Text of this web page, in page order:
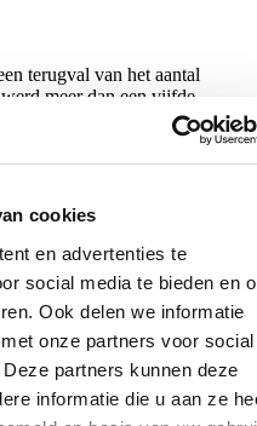
cookies
en advertenties te
social media te bieden en
Ook delen we informatie
onze partners voor social
partners kunnen deze
informatie die u aan ze
terugval van het aantal
meer dan een vijfde
dan in 2019. In totaal werden
gebruikt en uitbetaald
dan het jaar ervoor. Om
Werk Hilde Crevits vorig
toe aan de
gegarandeerd
verlopen. Er werd ook
mensen met een beperking.
documenten indienen om
te kunnen bestellen bij
gekoppeld aan het